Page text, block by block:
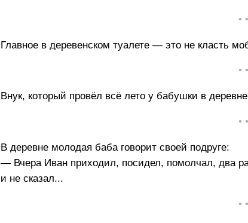
•
Главное в деревенском туалете — это не класть
•
Внук, который провёл всё лето у бабушки в
•
В деревне молодая баба говорит своей подруге:
— Вчера Иван приходил, посидел, помолчал, два
и не сказал...
•